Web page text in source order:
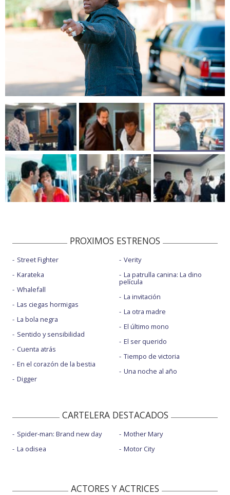
PROXIMOS ESTRENOS
Street Fighter
Karateka
Whalefall
Las ciegas hormigas
La bola negra
Sentido y sensibilidad
Cuenta atrás
En el corazón de la bestia
Digger
Verity
La patrulla canina: La dino
película
La invitación
La otra madre
El último mono
El ser querido
Tiempo de victoria
Una noche al año
CARTELERA DESTACADOS
Spider-man: Brand new day
La odisea
Mother Mary
Motor City
ACTORES Y ACTRICES